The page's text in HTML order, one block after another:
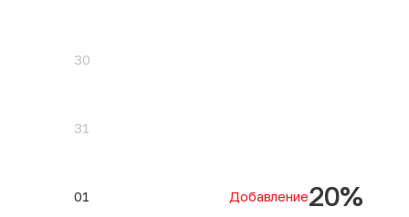
30
31
Добавление
01 20%